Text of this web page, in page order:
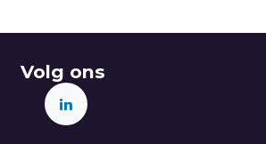
Volg ons